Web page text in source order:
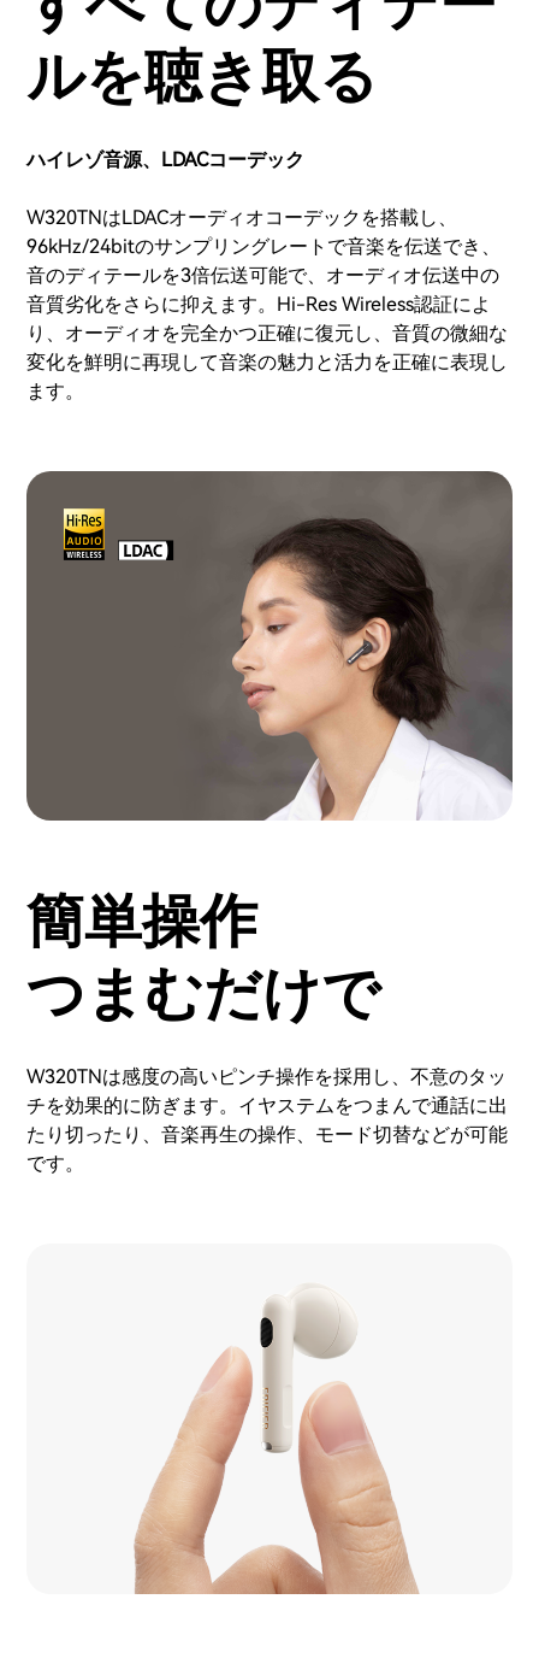
ルを聴き取る
ハイレゾ音源、LDACコーデック
W320TNはLDACオーディオコーデックを搭載し、
96kHz/24bitのサンプリングレートで音楽を伝送でき、
音のディテールを3倍伝送可能で、オーディオ伝送中の
音質劣化をさらに抑えます。Hi-Res Wireless認証によ
り、オーディオを完全かつ正確に復元し、音質の微細な
変化を鮮明に再現して音楽の魅力と活力を正確に表現し
ます。
簡単操作
つまむだけで
W320TNは感度の高いピンチ操作を採用し、不意のタッ
チを効果的に防ぎます。イヤステムをつまんで通話に出
たり切ったり、音楽再生の操作、モード切替などが可能
です。